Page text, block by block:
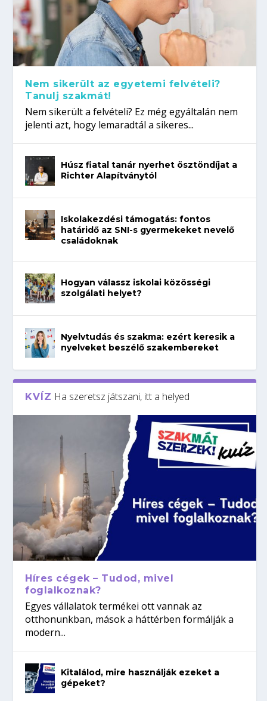
Nem sikerült az egyetemi felvételi?
Tanulj szakmát!
Nem sikerült a felvételi? Ez még egyáltalán nem
jelenti azt, hogy lemaradtál a sikeres...
Húsz fiatal tanár nyerhet ösztöndíjat a
Richter Alapítványtól
Iskolakezdési támogatás: fontos
határidő az SNI-s gyermekeket nevelő
családoknak
Hogyan válassz iskolai közösségi
szolgálati helyet?
Nyelvtudás és szakma: ezért keresik a
nyelveket beszélő szakembereket
KVÍZ Ha szeretsz játszani, itt a helyed
Híres cégek – Tudod, mivel
foglalkoznak?
Egyes vállalatok termékei ott vannak az
otthonunkban, mások a háttérben formálják a
modern...
Kitalálod, mire használják ezeket a
gépeket?